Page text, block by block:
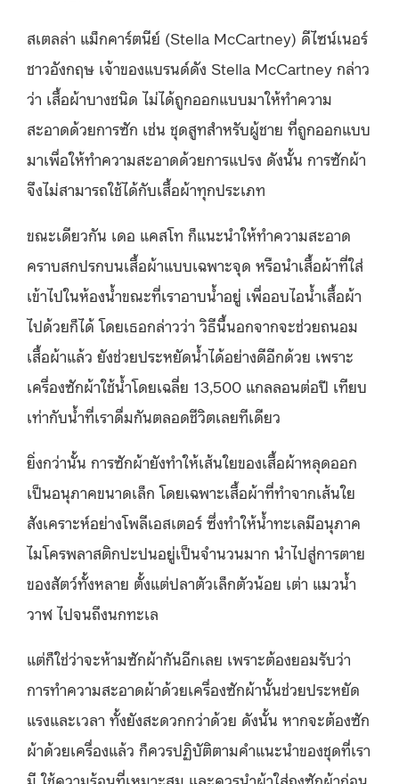
สเตลล่า แม็กคาร์ตนีย์ (Stella McCartney) ดีไซน์เนอร์
ชาวอังกฤษ เจ้าของแบรนด์ดัง Stella McCartney กล่าว
ว่า เสื้อผ้าบางชนิด ไม่ได้ถูกออกแบบมาให้ทำความ
สะอาดด้วยการซัก เช่น ชุดสูทสำหรับผู้ชาย ที่ถูกออกแบบ
มาเพื่อให้ทำความสะอาดด้วยการแปรง ดังนั้น การซักผ้า
จึงไม่สามารถใช้ได้กับเสื้อผ้าทุกประเภท
ขณะเดียวกัน เดอ แคสโท ก็แนะนำให้ทำความสะอาด
คราบสกปรกบนเสื้อผ้าแบบเฉพาะจุด หรือนำเสื้อผ้าที่ใส่
เข้าไปในห้องน้ำขณะที่เราอาบน้ำอยู่ เพื่ออบไอน้ำเสื้อผ้า
ไปด้วยก็ได้ โดยเธอกล่าวว่า วิธีนี้นอกจากจะช่วยถนอม
เสื้อผ้าแล้ว ยังช่วยประหยัดน้ำได้อย่างดีอีกด้วย เพราะ
เครื่องซักผ้าใช้น้ำโดยเฉลี่ย 13,500 แกลลอนต่อปี เทียบ
เท่ากับน้ำที่เราดื่มกันตลอดชีวิตเลยทีเดียว
ยิ่งกว่านั้น การซักผ้ายังทำให้เส้นใยของเสื้อผ้าหลุดออก
เป็นอนุภาคขนาดเล็ก โดยเฉพาะเสื้อผ้าที่ทำจากเส้นใย
สังเคราะห์อย่างโพลีเอสเตอร์ ซึ่งทำให้น้ำทะเลมีอนุภาค
ไมโครพลาสติกปะปนอยู่เป็นจำนวนมาก นำไปสู่การตาย
ของสัตว์ทั้งหลาย ตั้งแต่ปลาตัวเล็กตัวน้อย เต่า แมวน้ำ
วาฬ ไปจนถึงนกทะเล
แต่ก็ใช่ว่าจะห้ามซักผ้ากันอีกเลย เพราะต้องยอมรับว่า
การทำความสะอาดผ้าด้วยเครื่องซักผ้านั้นช่วยประหยัด
แรงและเวลา ทั้งยังสะดวกกว่าด้วย ดังนั้น หากจะต้องซัก
ผ้าด้วยเครื่องแล้ว ก็ควรปฏิบัติตามคำแนะนำของชุดที่เรา
มี ใช้ความร้อนที่เหมาะสม และควรนำผ้าใส่ถุงซักผ้าก่อน